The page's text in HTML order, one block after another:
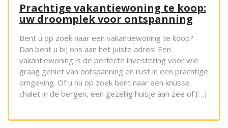
Prachtige vakantiewoning te koop:
uw droomplek voor ontspanning
Bent u op zoek naar een vakantiewoning te koop?
Dan bent u bij ons aan het juiste adres! Een
vakantiewoning is de perfecte investering voor wie
graag geniet van ontspanning en rust in een prachtige
omgeving. Of u nu op zoek bent naar een knusse
chalet in de bergen, een gezellig huisje aan zee of […]